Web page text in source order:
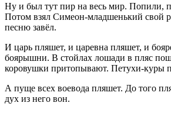
Ну и был тут пир на весь мир. Попили,
Потом взял Симеон-младшенький свой
песню завёл.
И царь пляшет, и царевна пляшет, и
боярышни. В стойлах лошади в пляс
коровушки притопывают. Петухи-куры
А пуще всех воевода пляшет. До того
дух из него вон.